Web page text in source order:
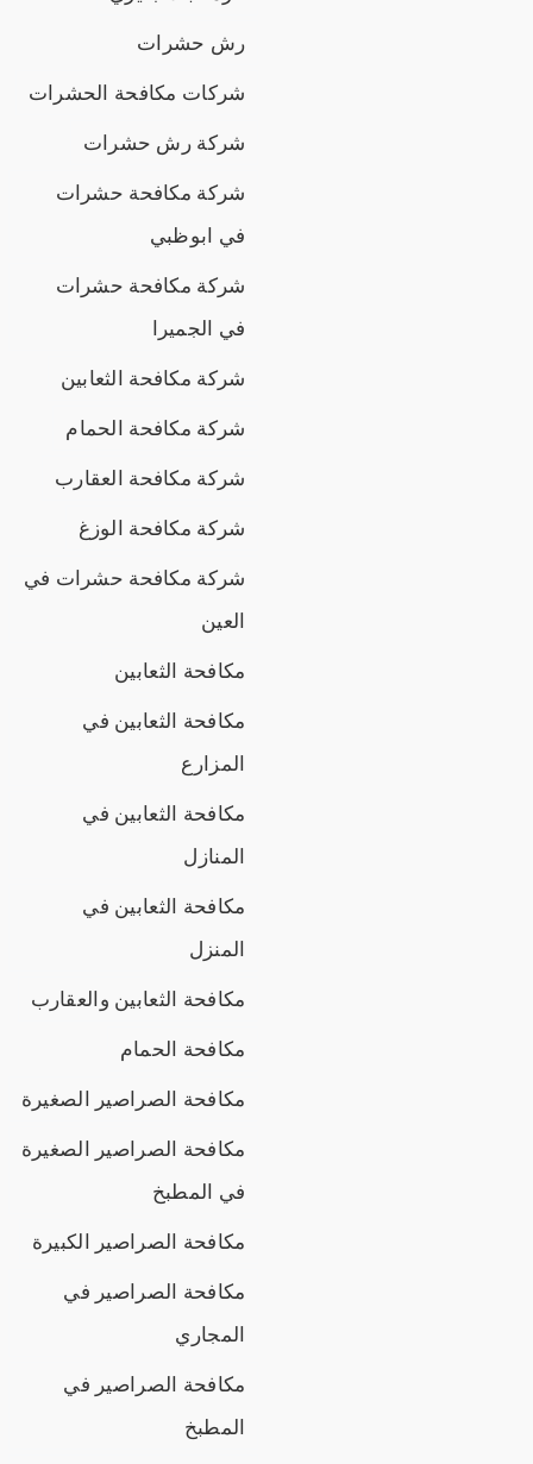
رش حشرات
شركات مكافحة الحشرات
شركة رش حشرات
شركة مكافحة حشرات
في ابوظبي
شركة مكافحة حشرات
في الجميرا
شركة مكافحة الثعابين
شركة مكافحة الحمام
شركة مكافحة العقارب
شركة مكافحة الوزغ
شركة مكافحة حشرات في
العين
مكافحة الثعابين
مكافحة الثعابين في
المزارع
مكافحة الثعابين في
المنازل
مكافحة الثعابين في
المنزل
مكافحة الثعابين والعقارب
مكافحة الحمام
مكافحة الصراصير الصغيرة
مكافحة الصراصير الصغيرة
في المطبخ
مكافحة الصراصير الكبيرة
مكافحة الصراصير في
المجاري
مكافحة الصراصير في
المطبخ